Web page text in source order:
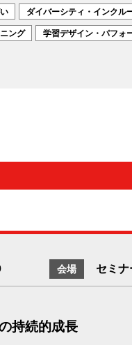
ダイバーシティ・インクル
ング 学習デザイン・パフォ
会場 セミ
持続的成長